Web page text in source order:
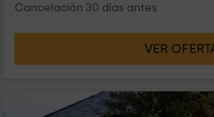
admitimos sin ningún cargo.
Cancelación 30 días antes
VER